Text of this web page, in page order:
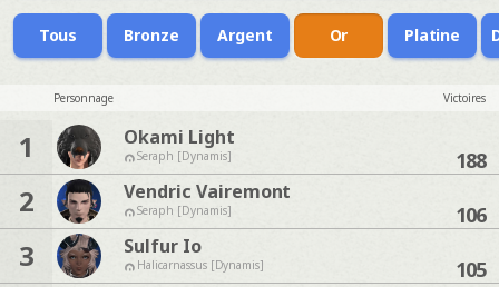
Tous Bronze Argent Or Platine
Personnage Victoires
1 Okami Light
Seraph [Dynamis] 188
2 Vendric Vairemont
Seraph [Dynamis] 106
3 Sulfur Io
Halicarnassus [Dynamis] 105